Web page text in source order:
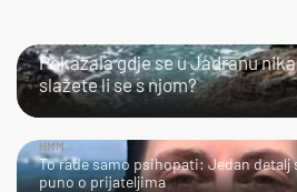
Pokazala gdje se u Jadranu
slažete li se s njom?
HMM…
To rade samo psihopati: Jedan
puno o prijateljima